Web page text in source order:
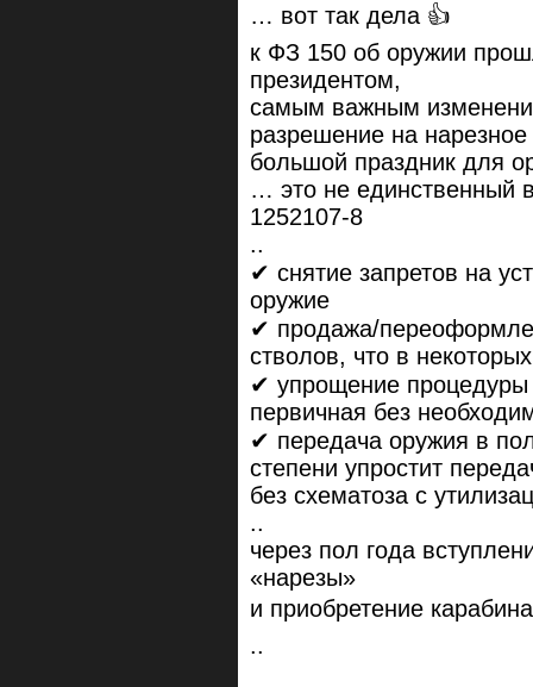
… вот так дела 👍
к ФЗ 150 об оружии
президентом,
самым важным
разрешение на
большой праздник для
… это не единственный
1252107-8
..
✔ снятие запретов на
оружие
✔ продажа/
стволов, что в
✔ упрощение процедуры
первичная без
✔ передача оружия в
степени упростит
без схематоза с
..
через пол года
«нарезы»
и приобретение
..